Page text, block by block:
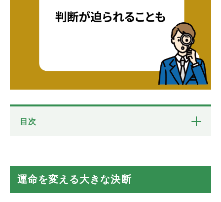
目次
春もお試し調査プラン継続中！
迅速調査対応地域
運命を変える大きな決断